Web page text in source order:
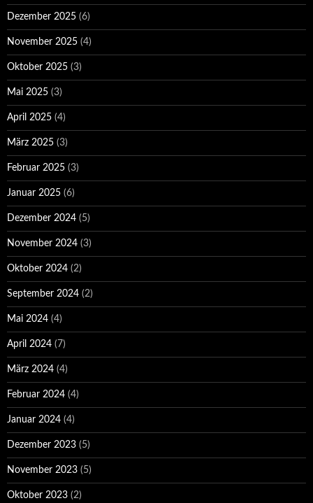
Dezember 2025 (6)
November 2025 (4)
Oktober 2025 (3)
Mai 2025 (3)
April 2025 (4)
März 2025 (3)
Februar 2025 (3)
Januar 2025 (6)
Dezember 2024 (5)
November 2024 (3)
Oktober 2024 (2)
September 2024 (2)
Mai 2024 (4)
April 2024 (7)
März 2024 (4)
Februar 2024 (4)
Januar 2024 (4)
Dezember 2023 (5)
November 2023 (5)
Oktober 2023 (2)